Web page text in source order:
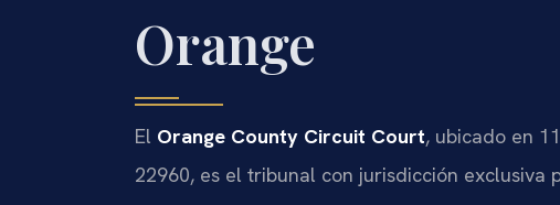
Orange
El Orange County Circuit Court, ubicado en
22960, es el tribunal con jurisdicción